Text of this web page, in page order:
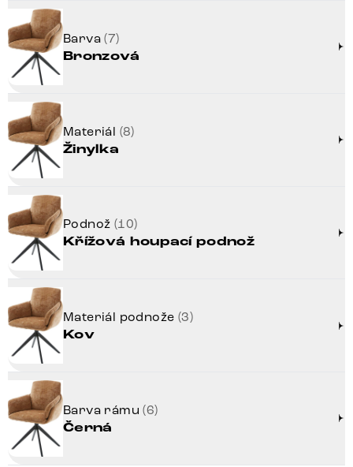
Barva(7)
Bronzová
Materiál (8)
Žinylka
Podnož (10)
Křížová houpací podnož
Materiál podnože (3)
Kov
Barva rámu(6)
Černá